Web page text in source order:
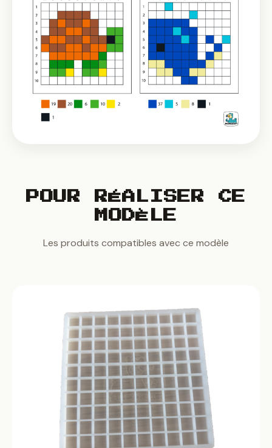
POUR RÉALISER CE
MODÈLE
Les produits compatibles avec ce modèle